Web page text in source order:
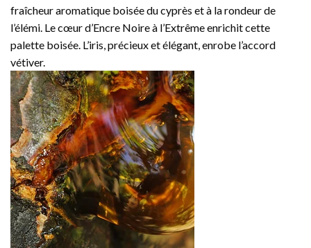
fraîcheur aromatique boisée du cyprès et à la rondeur de
l’élémi. Le cœur d’Encre Noire à l’Extrême enrichit cette
palette boisée. L’iris, précieux et élégant, enrobe l’accord
vétiver.